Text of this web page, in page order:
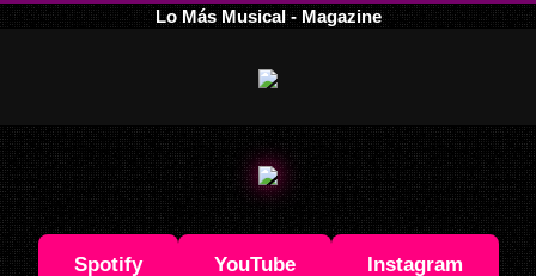
Lo Más Musical - Magazine
Spotify YouTube Instagram